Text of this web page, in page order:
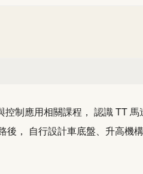
制應用相關課程， 認識 TT
， 自行設計車底盤、升高機